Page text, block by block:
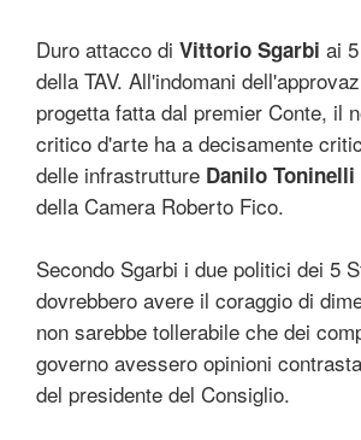
Duro attacco di Vittorio Sgarbi ai
della TAV. All'indomani
progetta fatta dal premier Conte, il
critico d'arte ha a decisamente
delle infrastrutture Danilo Toninelli
della Camera Roberto Fico.
Secondo Sgarbi i due politici dei 5
dovrebbero avere il coraggio di
non sarebbe tollerabile che dei
governo avessero opinioni
del presidente del Consiglio.